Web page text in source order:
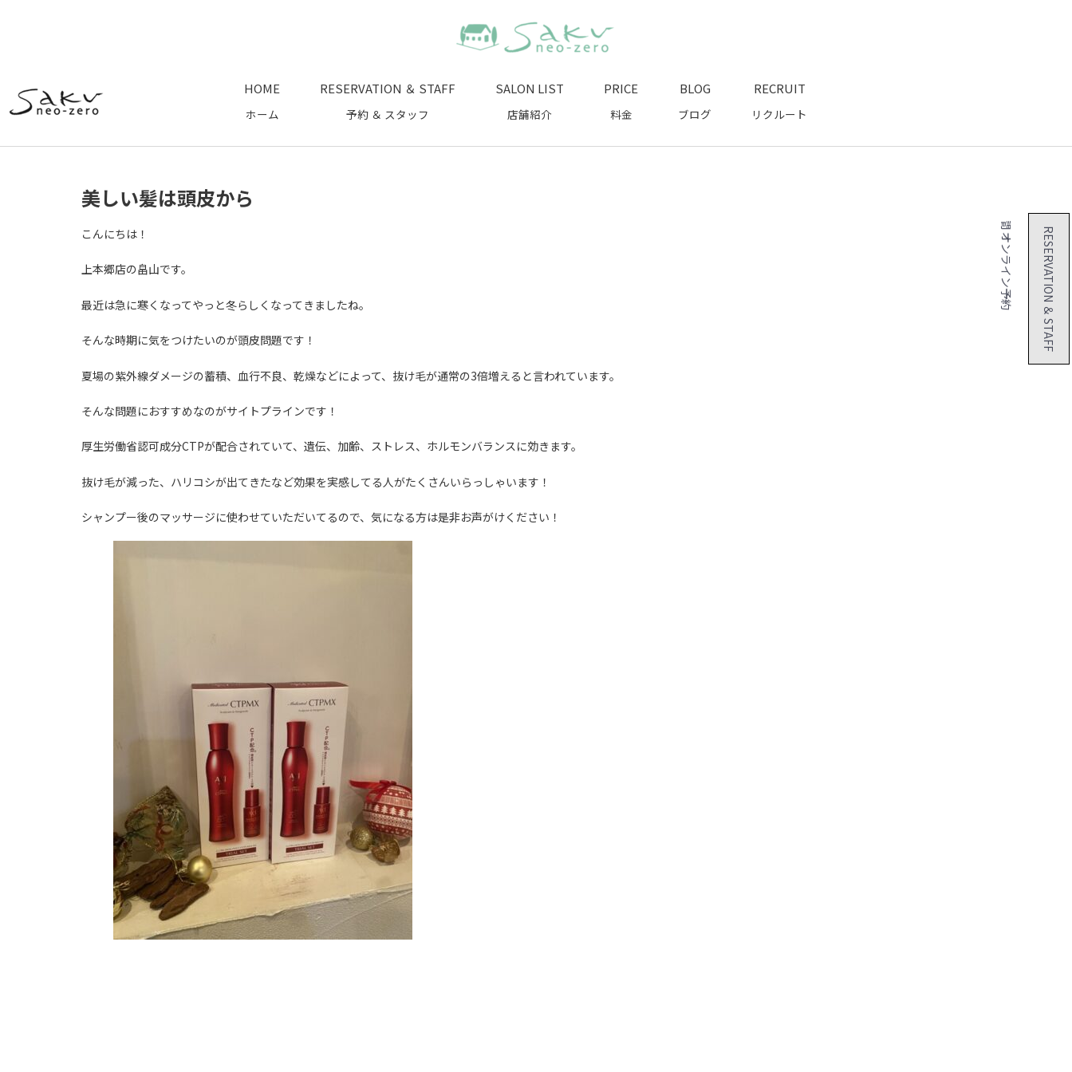
HOME
ホーム
RESERVATION ＆ STAFF
予約 ＆ スタッフ
SALON LIST
店舗紹介
PRICE
料金
BLOG
ブログ
RECRUIT
リクルート
美しい髪は頭皮から
こんにちは！
上本郷店の畠山です。
最近は急に寒くなってやっと冬らしくなってきましたね。
そんな時期に気をつけたいのが頭皮問題です！
夏場の紫外線ダメージの蓄積、血行不良、乾燥などによって、抜け毛が通常の3倍増えると言われています。
そんな問題におすすめなのがサイトプラインです！
厚生労働省認可成分CTPが配合されていて、遺伝、加齢、ストレス、ホルモンバランスに効きます。
抜け毛が減った、ハリコシが出てきたなど効果を実感してる人がたくさんいらっしゃいます！
シャンプー後のマッサージに使わせていただいてるので、気になる方は是非お声がけください！
RESERVATION ＆ STAFF
２４時間 オンライン予約